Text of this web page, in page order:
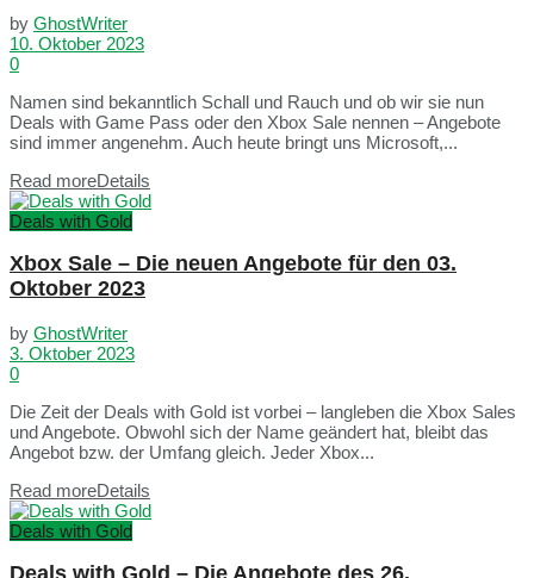
by GhostWriter
10. Oktober 2023
0
Namen sind bekanntlich Schall und Rauch und ob wir sie nun
Deals with Game Pass oder den Xbox Sale nennen – Angebote
sind immer angenehm. Auch heute bringt uns Microsoft,...
Read moreDetails
Deals with Gold
Xbox Sale – Die neuen Angebote für den 03.
Oktober 2023
by GhostWriter
3. Oktober 2023
0
Die Zeit der Deals with Gold ist vorbei – langleben die Xbox Sales
und Angebote. Obwohl sich der Name geändert hat, bleibt das
Angebot bzw. der Umfang gleich. Jeder Xbox...
Read moreDetails
Deals with Gold